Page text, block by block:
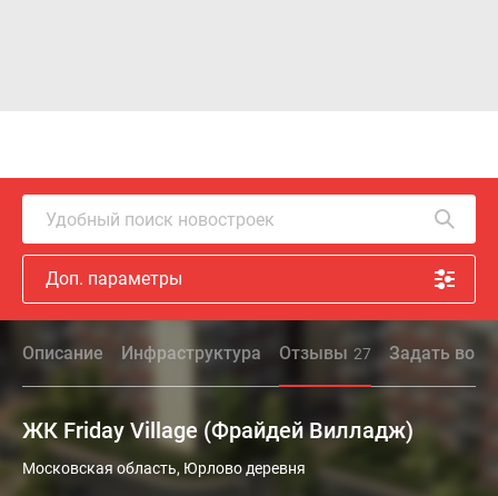
Удобный поиск новостроек
Доп. параметры
Описание Инфраструктура Отзывы 27 Задать
ЖК Friday Village (Фрайдей Вилладж)
Московская область, Юрлово деревня